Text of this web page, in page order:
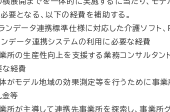
要となる、以下の経費を補助する。
ンデータ連携標準仕様に対応した介護ソフト
データ連携システムの利用に必要な経費
業所の生産性向上を支援する業務コンサルタン
な経費
体がモデル地域の効果測定等を行うために事業
金等
業所が主導して連携先事業所を探索し、事業所